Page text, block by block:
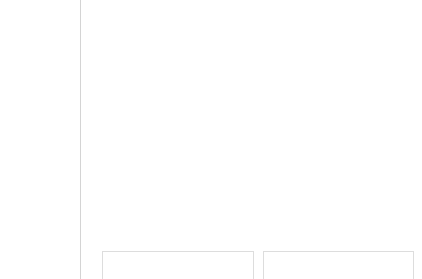
Media